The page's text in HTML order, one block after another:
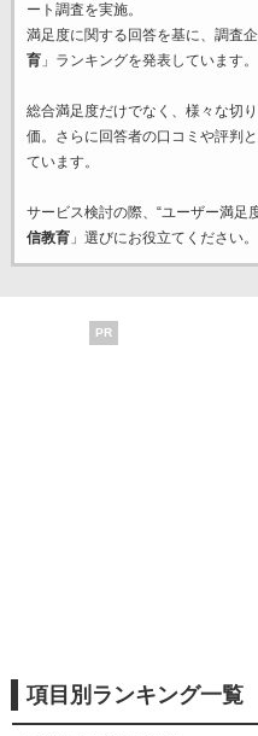
ート調査を実施。
満足度に関する回答を基に、調査
育」ランキングを発表しています。
総合満足度だけでなく、様々な切り
価。さらに回答者の口コミや評判
ています。
サービス検討の際、“ユーザー満足
信教育」選びにお役立てください。
PR
項目別ランキング一覧